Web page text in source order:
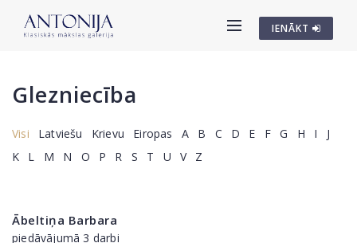
IENĀKT
Glezniecība
Visi Latviešu Krievu Eiropas A B C D E F G H I
J
K
L M N O P R S T U V Z
Ābeltiņa Barbara
piedāvājumā 3 darbi